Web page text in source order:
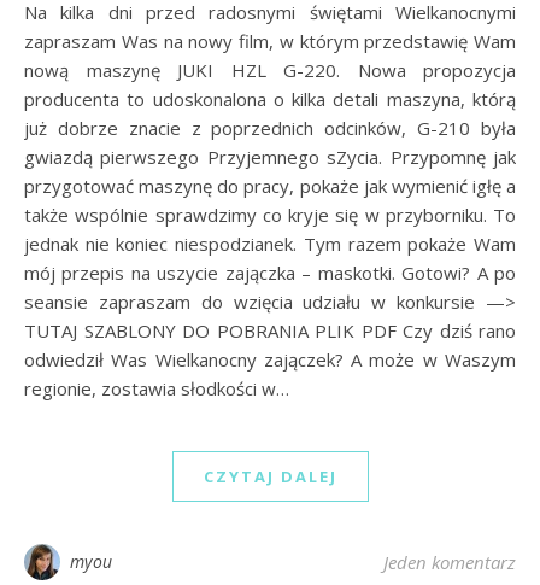
Na kilka dni przed radosnymi świętami Wielkanocnymi
zapraszam Was na nowy film, w którym przedstawię Wam
nową maszynę JUKI HZL G-220. Nowa propozycja
producenta to udoskonalona o kilka detali maszyna, którą
już dobrze znacie z poprzednich odcinków, G-210 była
gwiazdą pierwszego Przyjemnego sZycia. Przypomnę jak
przygotować maszynę do pracy, pokaże jak wymienić igłę a
także wspólnie sprawdzimy co kryje się w przyborniku. To
jednak nie koniec niespodzianek. Tym razem pokaże Wam
mój przepis na uszycie zajączka – maskotki. Gotowi? A po
seansie zapraszam do wzięcia udziału w konkursie —>
TUTAJ SZABLONY DO POBRANIA PLIK PDF Czy dziś rano
odwiedził Was Wielkanocny zajączek? A może w Waszym
regionie, zostawia słodkości w…
CZYTAJ DALEJ
myou Jeden komentarz